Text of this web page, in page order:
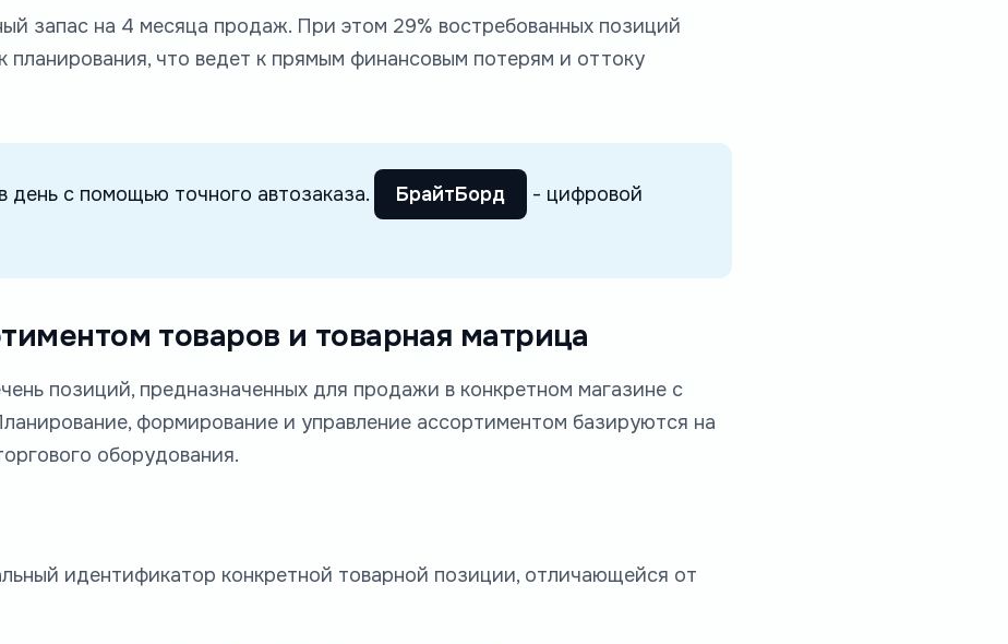
запас на 4 месяца продаж. При этом 29% востребованных позиций
планирования, что ведет к прямым финансовым потерям и оттоку
день с помощью точного автозаказа. БрайтБорд
- цифровой
товаров и товарная матрица
позиций, предназначенных для продажи в конкретном магазине с
формирование и управление ассортиментом базируются на
оборудования.
идентификатор конкретной товарной позиции, отличающейся от